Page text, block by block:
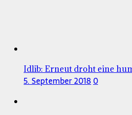
Idlib: Erneut droht eine
5. September 2018 0